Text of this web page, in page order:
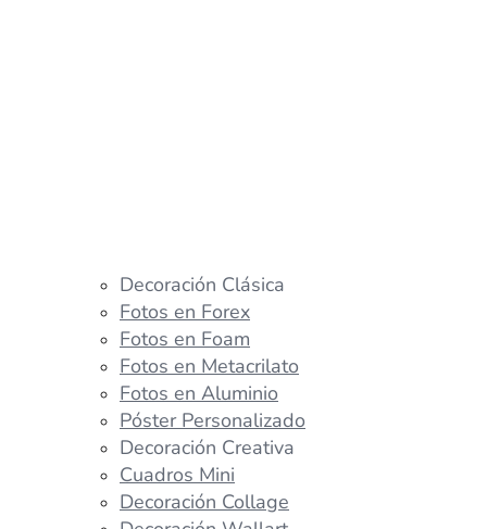
Decoración Clásica
Fotos en Forex
Fotos en Foam
Fotos en Metacrilato
Fotos en Aluminio
Póster Personalizado
Decoración Creativa
Cuadros Mini
Decoración Collage